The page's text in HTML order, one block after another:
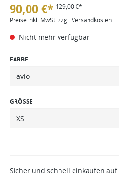
90,00 €* 129,00 €*
Preise inkl. MwSt. zzgl. Versandkosten
Nicht mehr verfügbar
FARBE
GRÖSSE
Sicher und schnell einkaufen auf